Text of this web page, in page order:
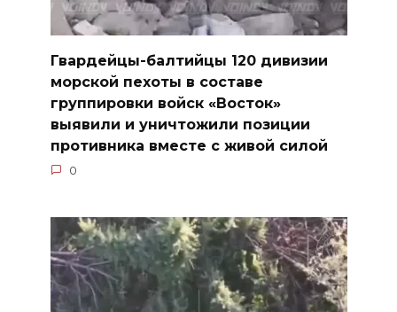
Гвардейцы-балтийцы 120 дивизии
морской пехоты в составе
группировки войск «Восток»
выявили и уничтожили позиции
противника вместе с живой силой
0